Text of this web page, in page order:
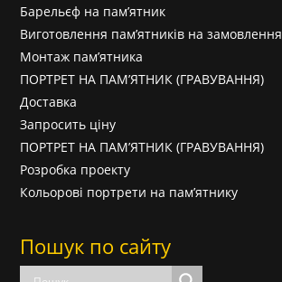
Барельєф на пам’ятник
Виготовлення пам’ятників на замовлення
Монтаж пам’ятника
ПОРТРЕТ НА ПАМ’ЯТНИК (ГРАВУВАННЯ)
Доставка
Запросить ціну
ПОРТРЕТ НА ПАМ’ЯТНИК (ГРАВУВАННЯ)
Розробка проекту
Кольорові портрети на пам’ятнику
Пошук по сайту